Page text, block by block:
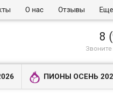
О нас Отзывы Еще
8
Звоните
ПИОНЫ ОСЕНЬ